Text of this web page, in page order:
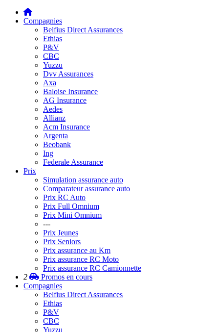
Compagnies
Belfius Direct Assurances
Ethias
P&V
CBC
Yuzzu
Dvv Assurances
Axa
Baloise Insurance
AG Insurance
Aedes
Allianz
Acm Insurance
Argenta
Beobank
Ing
Federale Assurance
Prix
Simulation assurance auto
Comparateur assurance auto
Prix RC Auto
Prix Full Omnium
Prix Mini Omnium
---
Prix Jeunes
Prix Seniors
Prix assurance au Km
Prix assurance RC Moto
Prix assurance RC Camionnette
2
Promos en cours
Compagnies
Belfius Direct Assurances
Ethias
P&V
CBC
Yuzzu